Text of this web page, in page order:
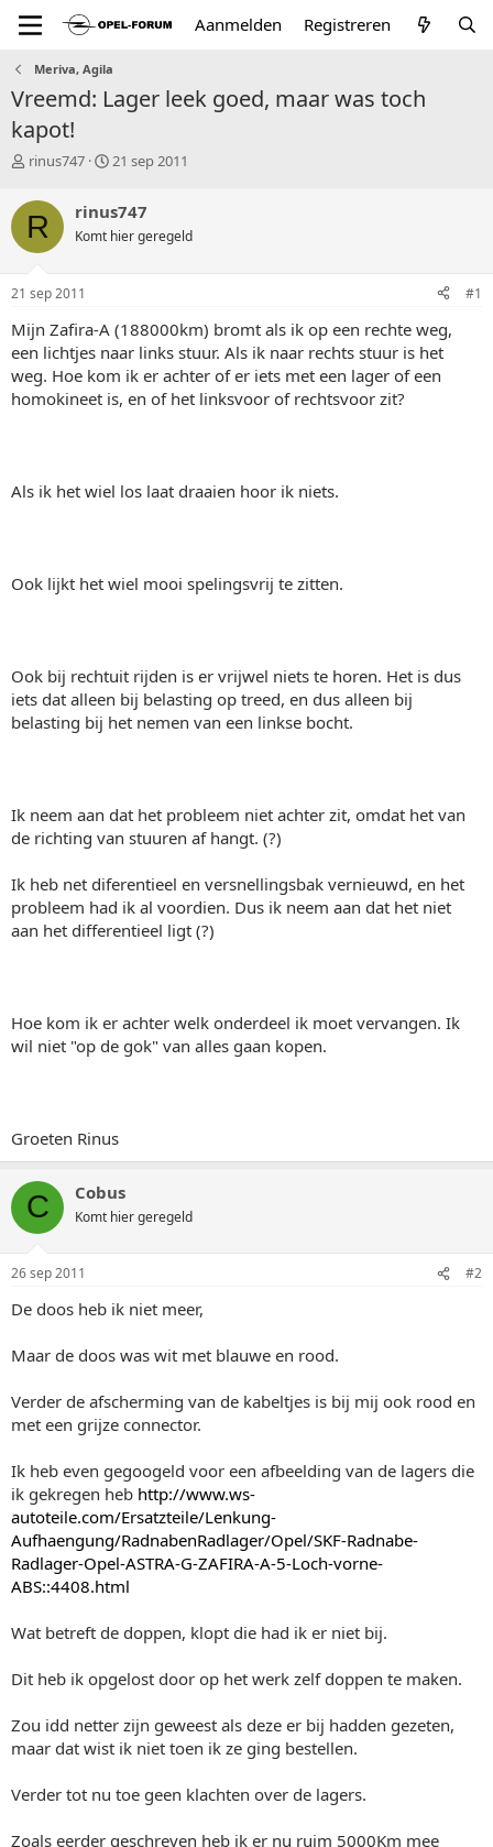
Aanmelden Registreren
Meriva, Agila
Vreemd: Lager leek goed, maar was toch
kapot!
T
p
i
c
s
a
t
e
r
rinus747
S
r
t
a
m
21 sep 2011
R rinus747
Komt hier geregeld
21 sep 2011 #1
Mijn Zafira-A (188000km) bromt als ik op een rechte weg,
een lichtjes naar links stuur. Als ik naar rechts stuur is het
weg. Hoe kom ik er achter of er iets met een lager of een
homokineet is, en of het linksvoor of rechtsvoor zit?
Als ik het wiel los laat draaien hoor ik niets.
Ook lijkt het wiel mooi spelingsvrij te zitten.
Ook bij rechtuit rijden is er vrijwel niets te horen. Het is dus
iets dat alleen bij belasting op treed, en dus alleen bij
belasting bij het nemen van een linkse bocht.
Ik neem aan dat het probleem niet achter zit, omdat het van
de richting van stuuren af hangt. (?)
Ik heb net diferentieel en versnellingsbak vernieuwd, en het
probleem had ik al voordien. Dus ik neem aan dat het niet
aan het differentieel ligt (?)
Hoe kom ik er achter welk onderdeel ik moet vervangen. Ik
wil niet "op de gok" van alles gaan kopen.
Groeten Rinus
C Cobus
Komt hier geregeld
26 sep 2011 #2
De doos heb ik niet meer,
Maar de doos was wit met blauwe en rood.
Verder de afscherming van de kabeltjes is bij mij ook rood en
met een grijze connector.
Ik heb even gegoogeld voor een afbeelding van de lagers die
ik gekregen heb http://www.ws-
autoteile.com/Ersatzteile/Lenkung-
Aufhaengung/RadnabenRadlager/Opel/SKF-Radnabe-
Radlager-Opel-ASTRA-G-ZAFIRA-A-5-Loch-vorne-
ABS::4408.html
Wat betreft de doppen, klopt die had ik er niet bij.
Dit heb ik opgelost door op het werk zelf doppen te maken.
Zou idd netter zijn geweest als deze er bij hadden gezeten,
maar dat wist ik niet toen ik ze ging bestellen.
Verder tot nu toe geen klachten over de lagers.
Zoals eerder geschreven heb ik er nu ruim 5000Km mee